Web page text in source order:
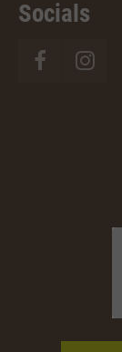
Socials